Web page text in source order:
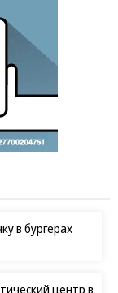
в бургерах